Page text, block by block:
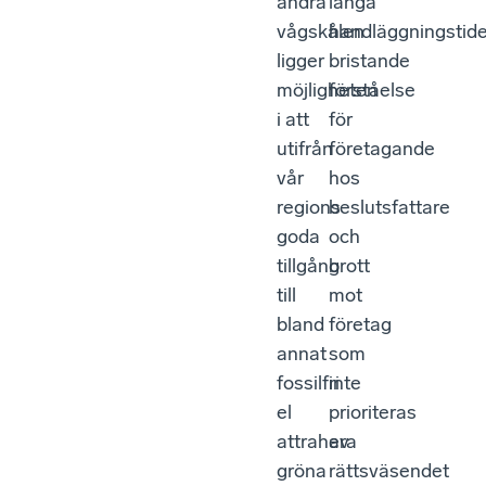
vågskålen
ligger
möjligheten
i att
utifrån
vår
regions
goda
tillgång
till
bland
annat
fossilfri
el
attrahera
gröna
bristande
förståelse
för
företagande
hos
beslutsfattare
och
brott
mot
företag
som
inte
prioriteras
av
rättsväsendet